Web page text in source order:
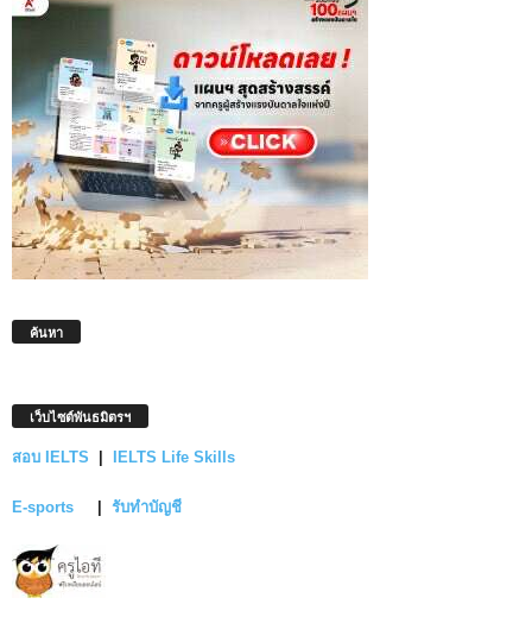
ค้นหา
เว็บไซต์พันธมิตรฯ
สอบ IELTS | IELTS Life Skills
E-sports | รับทำบัญชี